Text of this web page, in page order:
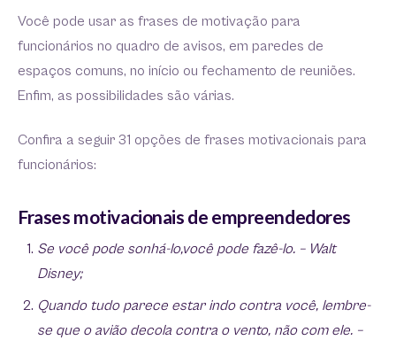
Você pode usar as frases de motivação para
funcionários no quadro de avisos, em paredes de
espaços comuns, no início ou fechamento de reuniões.
Enfim, as possibilidades são várias.
Confira a seguir 31 opções de frases motivacionais para
funcionários:
Frases motivacionais de empreendedores
Se você pode sonhá-lo,você pode fazê-lo. – Walt
Disney;
Quando tudo parece estar indo contra você, lembre-
se que o avião decola contra o vento, não com ele. –